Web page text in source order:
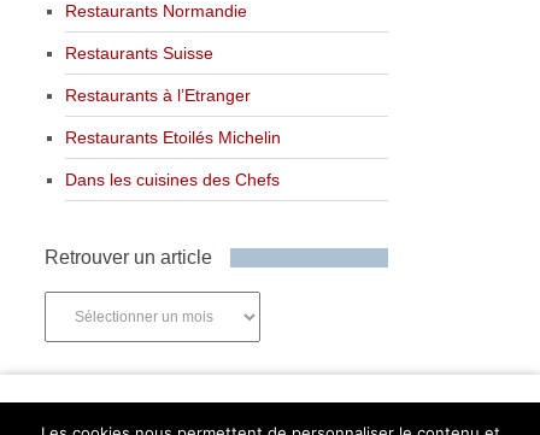
Restaurants Normandie
Restaurants Suisse
Restaurants à l’Etranger
Restaurants Etoilés Michelin
Dans les cuisines des Chefs
Retrouver un article